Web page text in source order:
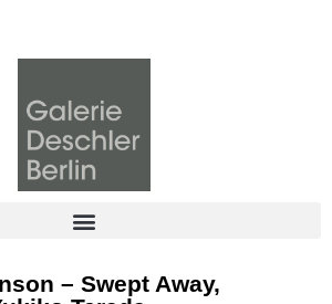
– Swept Away,